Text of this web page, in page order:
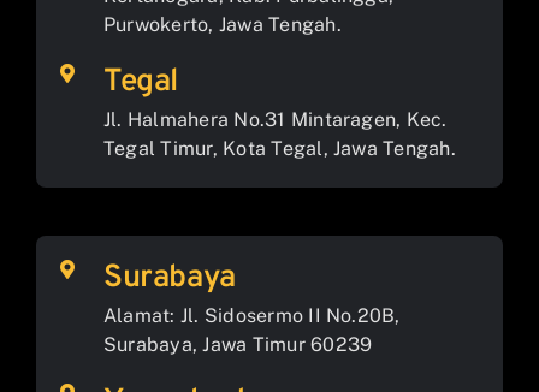
Purwokerto, Jawa Tengah.
Tegal
Jl. Halmahera No.31 Mintaragen, Kec.
Tegal Timur, Kota Tegal, Jawa Tengah.
Surabaya
Alamat: Jl. Sidosermo II No.20B,
Surabaya, Jawa Timur 60239